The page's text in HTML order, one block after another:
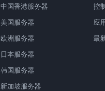
中国香港服务器
美国服务器
欧洲服务器
日本服务器
韩国服务器
新加坡服务器
控
应
最